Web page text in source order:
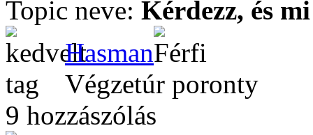
Topic neve: Kérdezz, és
Hasman
Végzetúr poronty
9 hozzászólás